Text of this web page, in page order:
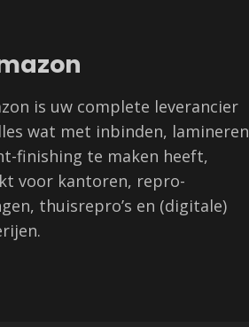
is uw complete leverancier
wat met inbinden, lamineren
finishing te maken heeft,
voor kantoren, repro-
thuisrepro’s en (digitale)